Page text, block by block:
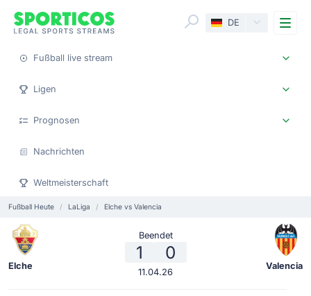
DE
Fußball live stream
Ligen
Prognosen
Nachrichten
Weltmeisterschaft
Fußball Heute LaLiga Elche vs Valencia
Elche
Beendet
1 0
11.04.26
Valencia